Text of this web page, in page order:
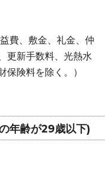
費、敷金、礼金、仲
更新手数料、光熱水
保険料を除く。）
年齢が29歳以下)